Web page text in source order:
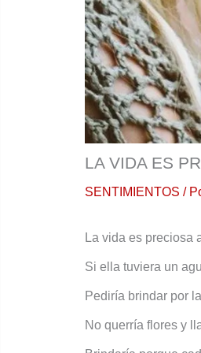
LA VIDA ES
SENTIMIENTOS /
La vida es preciosa
Si ella tuviera un
Pediría brindar por
No querría flores y